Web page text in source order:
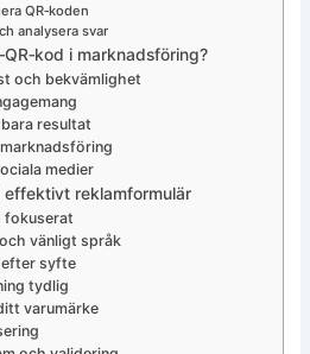
QR‑koden
analysera svar
i marknadsföring?
och bekvämlighet
resultat
medier
reklamformulär
fokuserat
vänligt språk
efter syfte
tydlig
varumärke